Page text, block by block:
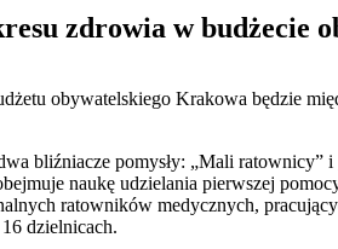
zdrowia w budżecie
obywatelskiego Krakowa będzie
bliźniacze pomysły: „Mali
naukę udzielania pierwszej
ratowników medycznych,
dzielnicach.